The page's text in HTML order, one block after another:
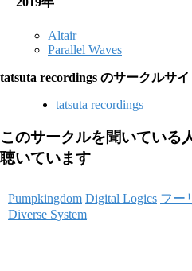
Altair
Parallel Waves
tatsuta recordings のサークルサイ
tatsuta recordings
このサークルを聞いている
聴いています
Pumpkingdom Digital Logics フー
Diverse System